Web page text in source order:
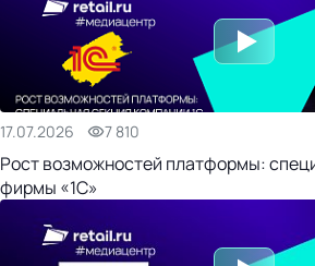
17.07.2026 7 810
Рост возможностей платформы:
фирмы «1С»